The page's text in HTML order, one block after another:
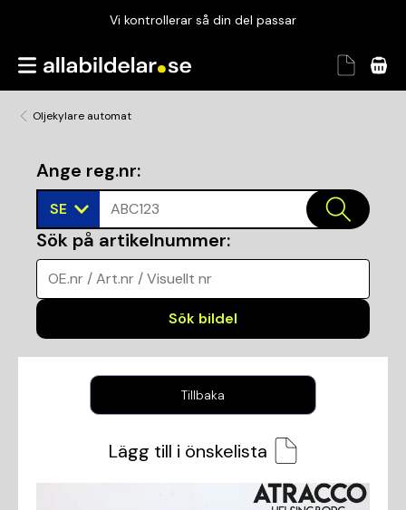
Vi kontrollerar så din del passar
Garanterad passform
Oljekylare automat
Ange reg.nr:
SE ABC123
Sök på artikelnummer:
OE.nr / Art.nr / Visuellt nr
Sök bildel
Tillbaka
Lägg till i önskelista